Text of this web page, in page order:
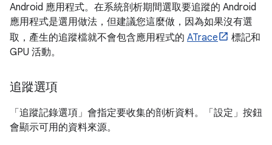
Android 應用程式。在系統剖析期間選取要追蹤的 Android
應用程式是選用做法，但建議您這麼做，因為如果沒有選
取，產生的追蹤檔就不會包含應用程式的 ATrace
標記和
GPU 活動。
追蹤選項
「追蹤記錄選項」 會指定要收集的剖析資料。「設定」 按鈕
會顯示可用的資料來源。